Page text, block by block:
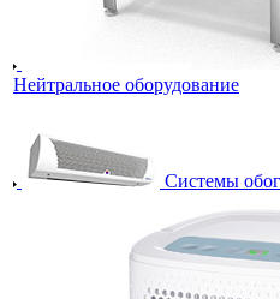
Нейтральное оборудование
Системы